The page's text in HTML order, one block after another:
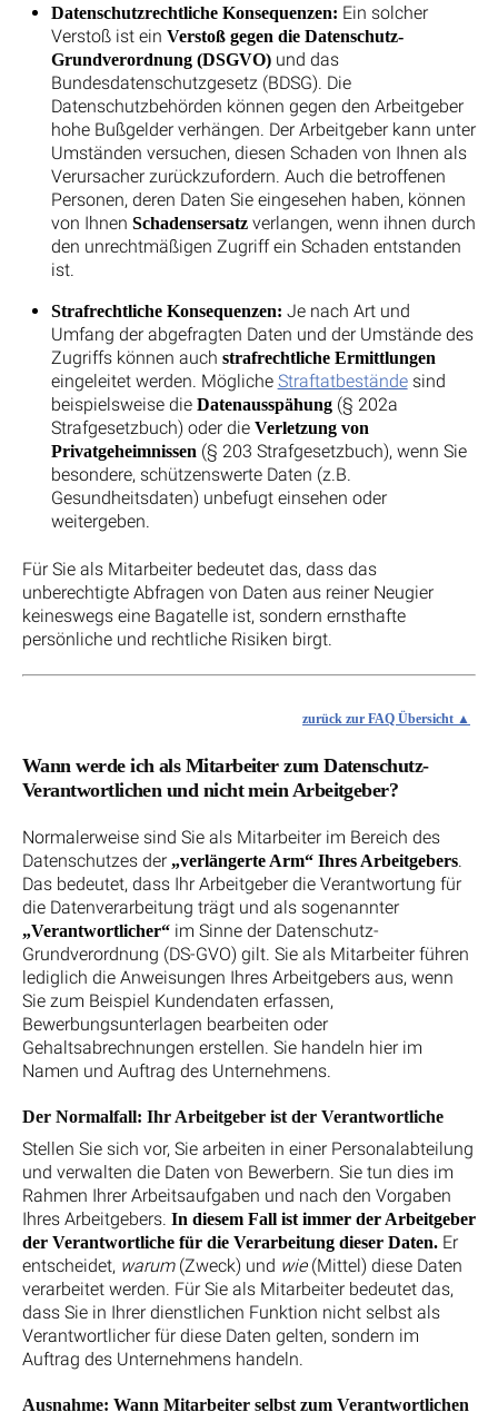
Datenschutzrechtliche Konsequenzen: Ein solcher
Verstoß ist ein Verstoß gegen die Datenschutz-
Grundverordnung (DSGVO)und das
Bundesdatenschutzgesetz (BDSG). Die
Datenschutzbehörden können gegen den Arbeitgeber
hohe Bußgelder verhängen. Der Arbeitgeber kann unter
Umständen versuchen, diesen Schaden von Ihnen als
Verursacher zurückzufordern. Auch die betroffenen
Personen, deren Daten Sie eingesehen haben, können
von Ihnen Schadensersatzverlangen, wenn ihnen durch
den unrechtmäßigen Zugriff ein Schaden entstanden
ist.
Strafrechtliche Konsequenzen: Je nach Art und
Umfang der abgefragten Daten und der Umstände des
Zugriffs können auch strafrechtliche Ermittlungen
eingeleitet werden. Mögliche Straftatbeständesind
beispielsweise die Datenausspähung(§ 202a
Strafgesetzbuch) oder die Verletzung von
Privatgeheimnissen (§ 203 Strafgesetzbuch), wenn Sie
besondere, schützenswerte Daten (z.B.
Gesundheitsdaten) unbefugt einsehen oder
weitergeben.
Für Sie als Mitarbeiter bedeutet das, dass das
unberechtigte Abfragen von Daten aus reiner Neugier
keineswegs eine Bagatelle ist, sondern ernsthafte
persönliche und rechtliche Risiken birgt.
zurück zur FAQ Übersicht
Wann werde ich als Mitarbeiter zum Datenschutz-
Verantwortlichen und nicht mein Arbeitgeber?
Normalerweise sind Sie als Mitarbeiter im Bereich des
Datenschutzes der „verlängerte Arm“ Ihres Arbeitgebers.
Das bedeutet, dass Ihr Arbeitgeber die Verantwortung für
die Datenverarbeitung trägt und als sogenannter
„Verantwortlicher“ im Sinne der Datenschutz-
Grundverordnung (DS-GVO) gilt. Sie als Mitarbeiter führen
lediglich die Anweisungen Ihres Arbeitgebers aus, wenn
Sie zum Beispiel Kundendaten erfassen,
Bewerbungsunterlagen bearbeiten oder
Gehaltsabrechnungen erstellen. Sie handeln hier im
Namen und Auftrag des Unternehmens.
Der Normalfall: Ihr Arbeitgeber ist der Verantwortliche
Stellen Sie sich vor, Sie arbeiten in einer Personalabteilung
und verwalten die Daten von Bewerbern. Sie tun dies im
Rahmen Ihrer Arbeitsaufgaben und nach den Vorgaben
Ihres Arbeitgebers. In diesem Fall ist immer der Arbeitgeber
der Verantwortliche für die Verarbeitung dieser Daten. Er
entscheidet, warum(Zweck) und wie(Mittel) diese Daten
verarbeitet werden. Für Sie als Mitarbeiter bedeutet das,
dass Sie in Ihrer dienstlichen Funktion nicht selbst als
Verantwortlicher für diese Daten gelten, sondern im
Auftrag des Unternehmens handeln.
Ausnahme: Wann Mitarbeiter selbst zum Verantwortlichen